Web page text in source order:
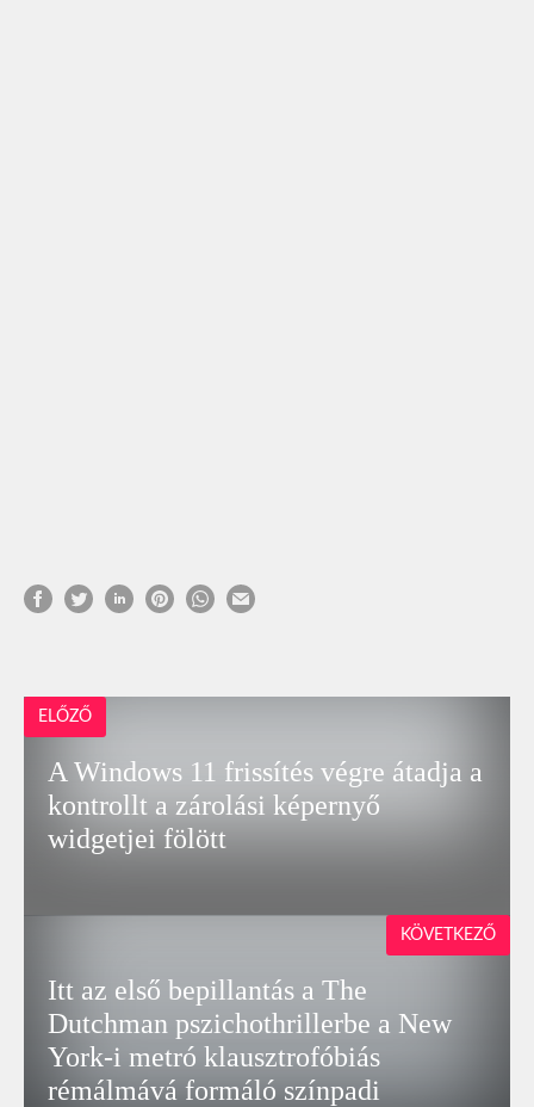
ELŐZŐ
A Windows 11 frissítés végre átadja a
kontrollt a zárolási képernyő
widgetjei fölött
Itt az első bepillantás a The
Dutchman pszichothrillerbe a New
York-i metró klausztrofóbiás
rémálmává formáló színpadi
KÖVETKEZŐ